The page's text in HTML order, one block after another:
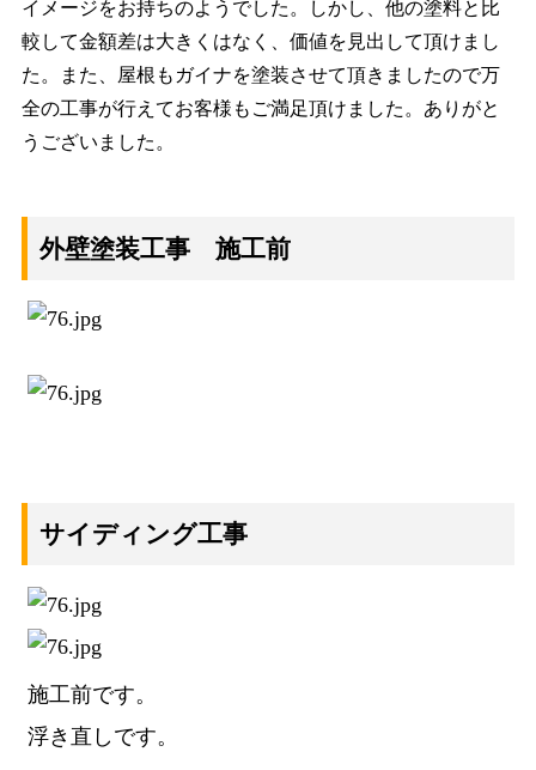
イメージをお持ちのようでした。しかし、他の塗料と比
較して金額差は大きくはなく、価値を見出して頂けまし
た。また、屋根もガイナを塗装させて頂きましたので万
全の工事が行えてお客様もご満足頂けました。ありがと
うございました。
外壁塗装工事 施工前
サイディング工事
施工前です。
浮き直しです。